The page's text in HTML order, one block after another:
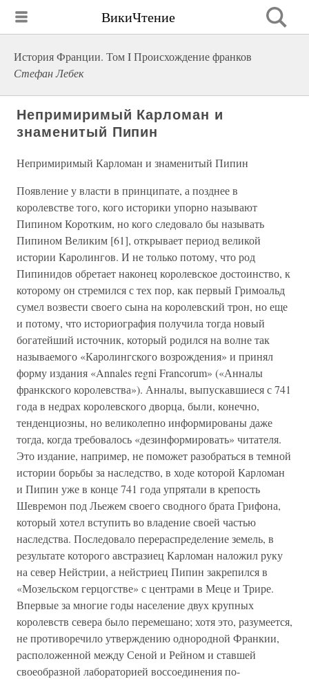
ВикиЧтение
История Франции. Том I Происхождение франков
Стефан Лебек
Непримиримый Карломан и
знаменитый Пипин
Непримиримый Карломан и знаменитый Пипин
Появление у власти в принципате, а позднее в
королевстве того, кого историки упорно называют
Пипином Коротким, но кого следовало бы называть
Пипином Великим [61], открывает период великой
истории Каролингов. И не только потому, что род
Пипинидов обретает наконец королевское достоинство, к
которому он стремился с тех пор, как первый Гримоальд
сумел возвести своего сына на королевский трон, но еще
и потому, что историография получила тогда новый
богатейший источник, который родился на волне так
называемого «Каролингского возрождения» и принял
форму издания «Annales regni Francorum» («Анналы
франкского королевства»). Анналы, выпускавшиеся с 741
года в недрах королевского дворца, были, конечно,
тенденциозны, но великолепно информированы даже
тогда, когда требовалось «дезинформировать» читателя.
Это издание, например, не поможет разобраться в темной
истории борьбы за наследство, в ходе которой Карломан
и Пипин уже в конце 741 года упрятали в крепость
Шевремон под Льежем своего сводного брата Грифона,
который хотел вступить во владение своей частью
наследства. Последовало перераспределение земель, в
результате которого австразиец Карломан наложил руку
на север Нейстрии, а нейстриец Пипин закрепился в
«Мозельском герцогстве» с центрами в Меце и Трире.
Впервые за многие годы население двух крупных
королевств севера было перемешано; хотя это, разумеется,
не противоречило утверждению однородной Франкии,
расположенной между Сеной и Рейном и ставшей
своеобразной лабораторией воссоединения по-